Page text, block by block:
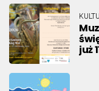
już